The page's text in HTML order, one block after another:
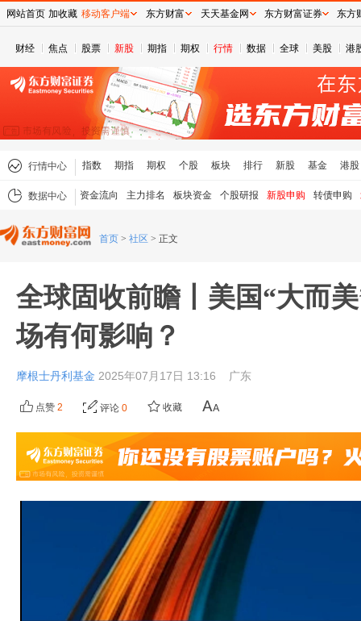
财经 焦点 股票 新股 期指 期权 行情 数据 全球 美股 港
行情中心 指数 期指 期权 个股 板块 排行 新股 基金 港股
数据中心 资金流向 主力排名 板块资金 个股研报 新股申购 转债申购
首页 > 社区 > 正文
全球固收前瞻丨美国“大而
场有何影响？
摩根士丹利基金 2025年07月17日 13:16 广东
点赞 2 评论 0 收藏
网站首页 加收藏 移动客户端 东方财富 天天基金网 东方财富证券 东方